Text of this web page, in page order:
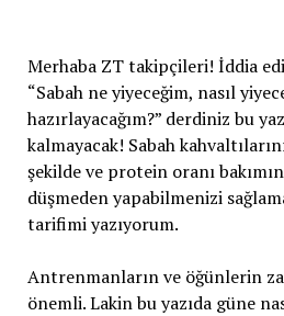
Merhaba ZT takipçileri! İddia
“Sabah ne yiyeceğim, nasıl
hazırlayacağım?” derdiniz bu
kalmayacak! Sabah
şekilde ve protein oranı
düşmeden yapabilmenizi
tarifimi yazıyorum.
Antrenmanların ve öğünlerin
önemli. Lakin bu yazıda güne